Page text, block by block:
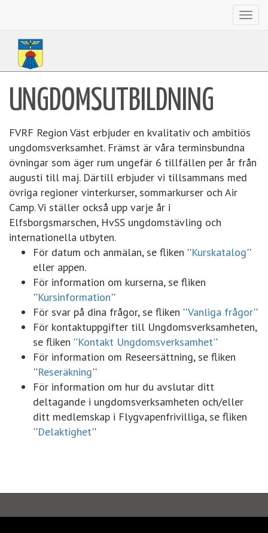
UNGDOMSUTBILDNING
FVRF Region Väst erbjuder en kvalitativ och ambitiös
ungdomsverksamhet. Främst är våra terminsbundna
övningar som äger rum ungefär 6 tillfällen per år från
augusti till maj. Därtill erbjuder vi tillsammans med
övriga regioner vinterkurser, sommarkurser och Air
Camp. Vi ställer också upp varje år i
Elfsborgsmarschen, HvSS ungdomstävling och
internationella utbyten.
För datum och anmälan, se fliken ''Kurskatalog''
eller appen.
För information om kurserna, se fliken
''Kursinformation''
För svar på dina frågor, se fliken ''Vanliga frågor''
För kontaktuppgifter till Ungdomsverksamheten,
se fliken ''Kontakt Ungdomsverksamhet''
För information om Reseersättning, se fliken
''Reseräkning''
För information om hur du avslutar ditt
deltagande i ungdomsverksamheten och/eller
ditt medlemskap i Flygvapenfrivilliga, se fliken
''Delaktighet''